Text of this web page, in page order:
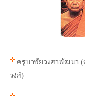
ครูบาชัยวงศาพัฒนา (
วงศ์)